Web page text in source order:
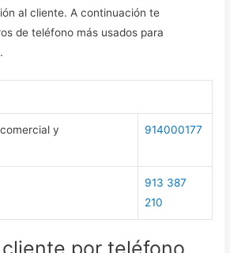
al cliente. A continuación te
de teléfono más usados para
y
914000177
913 387
210